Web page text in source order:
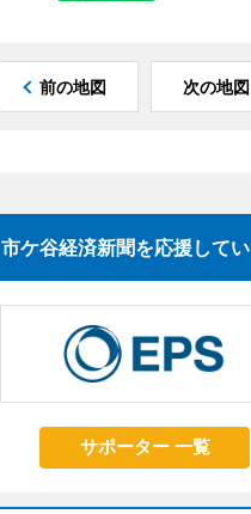
前の地図 次の地図
市ケ谷経済新聞を応援して
サポーター 一覧